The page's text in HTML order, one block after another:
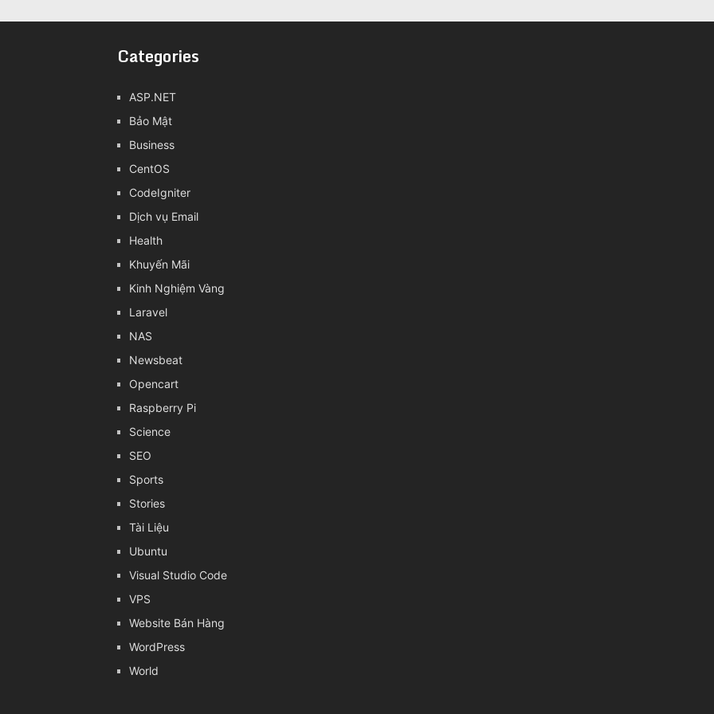
Categories
ASP.NET
Bảo Mật
Business
CentOS
CodeIgniter
Dịch vụ Email
Health
Khuyến Mãi
Kinh Nghiệm Vàng
Laravel
NAS
Newsbeat
Opencart
Raspberry Pi
Science
SEO
Sports
Stories
Tài Liệu
Ubuntu
Visual Studio Code
VPS
Website Bán Hàng
WordPress
World